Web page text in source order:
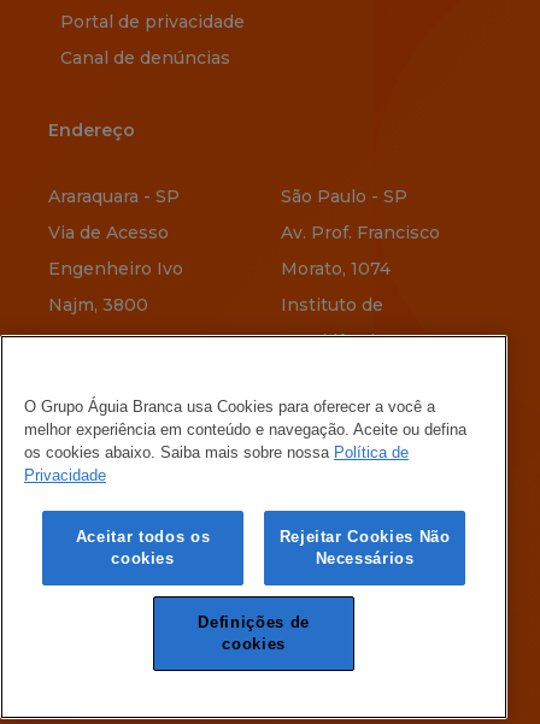
Portal de privacidade
Canal de denúncias
Endereço
Araraquara - SP
Via de Acesso
Engenheiro Ivo
Najm, 3800
Av. Jerônimo
Vervloet, 345
Maria Ortiz
São Paulo - SP
Av. Prof. Francisco
Morato, 1074
Instituto de
Previdência
Belo Horizonte - MG
Rua Menotti Muccelli,
O Grupo Águia Branca usa Cookies para oferecer a você a
melhor experiência em conteúdo e navegação. Aceite ou defina
os cookies abaixo. Saiba mais sobre nossa Política de
Privacidade
Aceitar todos os
cookies
Rejeitar Cookies Não
Necessários
Definições de
cookies